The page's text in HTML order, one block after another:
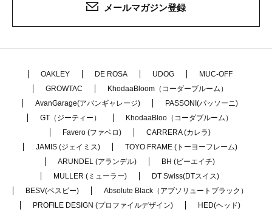
メールマガジン登録
OAKLEY DE ROSA UDOG
MUC-OFF
GROWTAC
KhodaaBloom（コーダーブルーム）
AvanGarage(アバンギャレージ)
PASSONI(パッソーニ)
GT（ジーティー）
KhodaaBloo（コーダブルーム）
Favero (ファベロ)
CARRERA (カレラ)
JAMIS (ジェイミス)
TOYO FRAME (トーヨーフレーム)
ARUNDEL (アランデル)
BH (ビーエイチ)
MULLER (ミューラー)
DT Swiss(DTスイス)
BESV(ベスビー)
Absolute Black（アブソリュートブラック）
PROFILE DESIGN (プロファイルデザイン)
HED(ヘッド)